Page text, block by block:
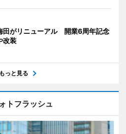
田がリニューアル 開業6周年記念
改装
もっと見る
トフラッシュ